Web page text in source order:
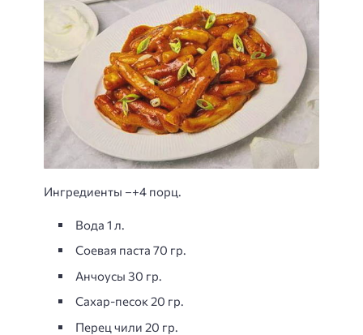
Ингредиенты –+4 порц.
Вода 1 л.
Соевая паста 70 гр.
Анчоусы 30 гр.
Сахар-песок 20 гр.
Перец чили 20 гр.